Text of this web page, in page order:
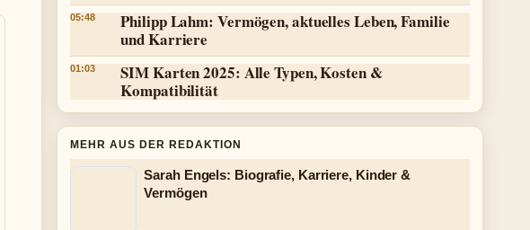
05:48
Philipp Lahm: Vermögen, aktuelles Leben, Familie
und Karriere
01:03
SIM Karten 2025: Alle Typen, Kosten &
Kompatibilität
MEHR AUS DER REDAKTION
Sarah Engels: Biografie, Karriere, Kinder &
Vermögen